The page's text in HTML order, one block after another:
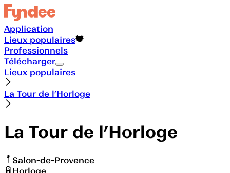
Application
Lieux populaires
Professionnels
Télécharger
Lieux populaires
La Tour de l’Horloge
La Tour de l’Horloge
Salon-de-Provence
Horloge